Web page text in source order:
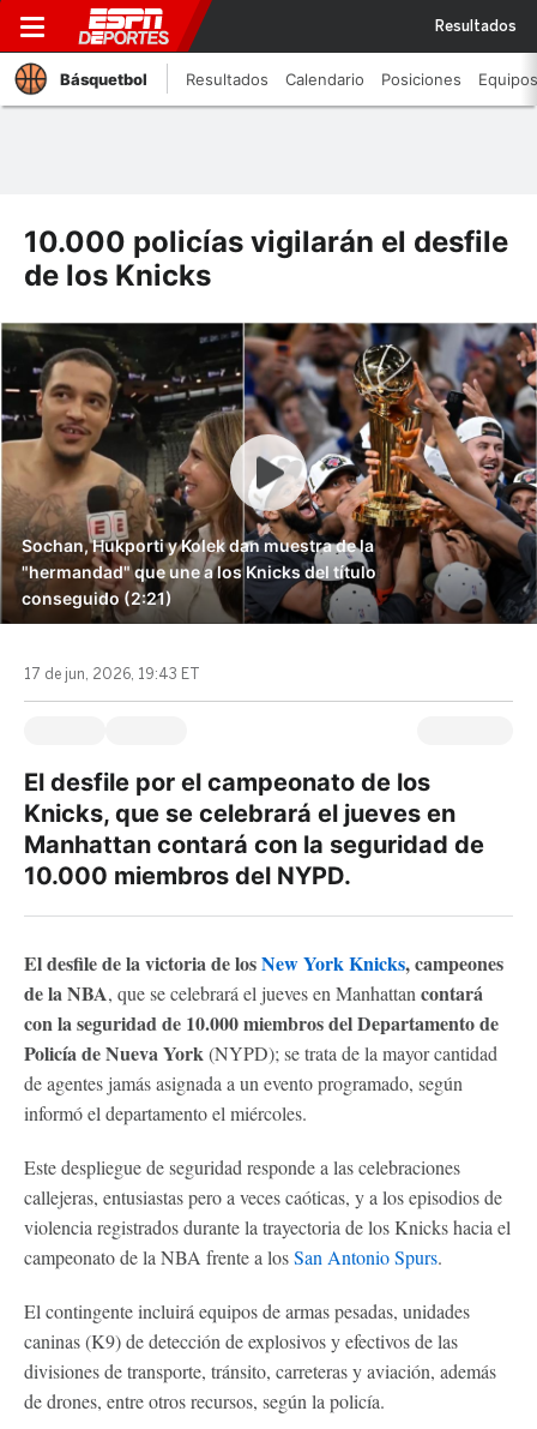
Resultados
Básquetbol Resultados Calendario Posiciones Equipos
10.000 policías vigilarán el desfile
de los Knicks
Sochan, Hukporti y Kolek dan muestra de la
"hermandad" que une a los Knicks del título
conseguido (2:21)
17 de jun, 2026, 19:43 ET
El desfile por el campeonato de los
Knicks, que se celebrará el jueves en
Manhattan contará con la seguridad de
10.000 miembros del NYPD.
El desfile de la victoria de losNew York Knicks, campeones
de la NBA, que se celebrará el jueves en Manhattan contará
con la seguridad de 10.000 miembros del Departamento de
Policía de Nueva York(NYPD); se trata de la mayor cantidad
de agentes jamás asignada a un evento programado, según
informó el departamento el miércoles.
Este despliegue de seguridad responde a las celebraciones
callejeras, entusiastas pero a veces caóticas, y a los episodios de
violencia registrados durante la trayectoria de los Knicks hacia el
campeonato de la NBA frente a losSan Antonio Spurs.
El contingente incluirá equipos de armas pesadas, unidades
caninas (K9) de detección de explosivos y efectivos de las
divisiones de transporte, tránsito, carreteras y aviación, además
de drones, entre otros recursos, según la policía.